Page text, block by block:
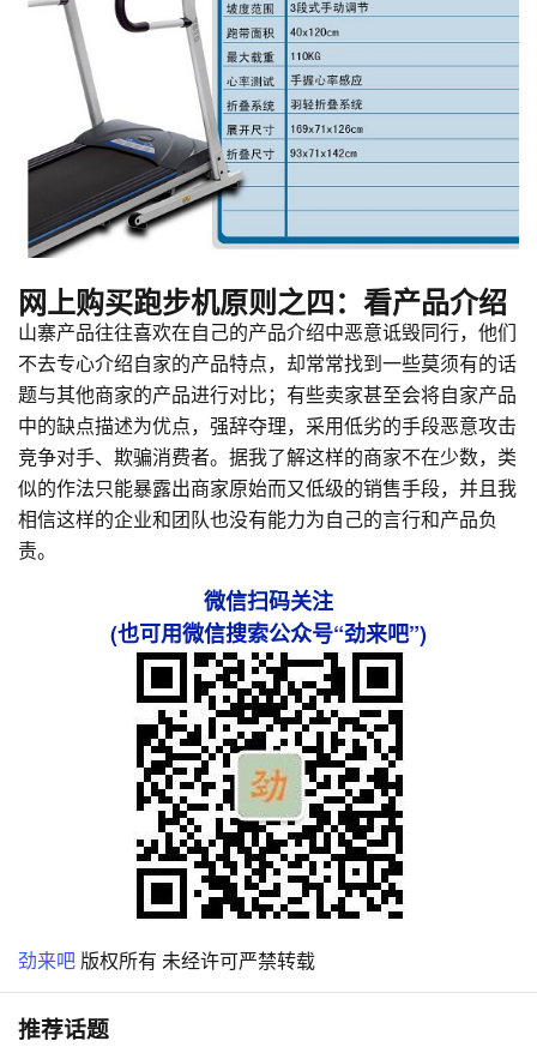
网上购买跑步机原则之四：看产品介绍
山寨产品往往喜欢在自己的产品介绍中恶意诋毁同行，他们
不去专心介绍自家的产品特点，却常常找到一些莫须有的话
题与其他商家的产品进行对比；有些卖家甚至会将自家产品
中的缺点描述为优点，强辞夺理，采用低劣的手段恶意攻击
竞争对手、欺骗消费者。据我了解这样的商家不在少数，类
似的作法只能暴露出商家原始而又低级的销售手段，并且我
相信这样的企业和团队也没有能力为自己的言行和产品负
责。
微信扫码关注
(也可用微信搜索公众号“劲来吧”)
劲来吧 版权所有 未经许可严禁转载
推荐话题